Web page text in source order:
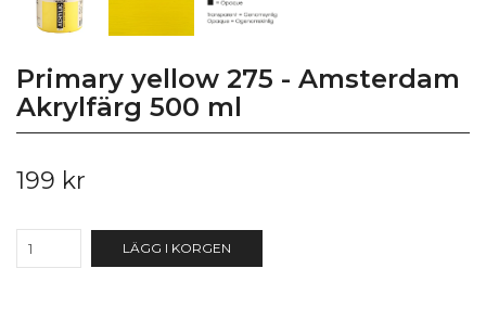
Primary yellow 275 - Amsterdam
Akrylfärg 500 ml
199 kr
LÄGG I KORGEN